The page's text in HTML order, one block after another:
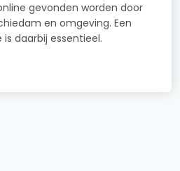
gevonden worden door
en omgeving. Een
daarbij essentieel.